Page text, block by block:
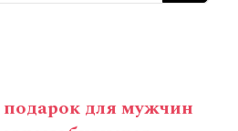
для мужчин